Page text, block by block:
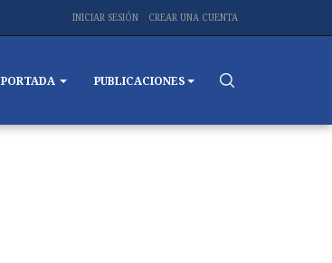
INICIAR SESIÓN CREAR UNA CUENTA
PORTADA PUBLICACIONES